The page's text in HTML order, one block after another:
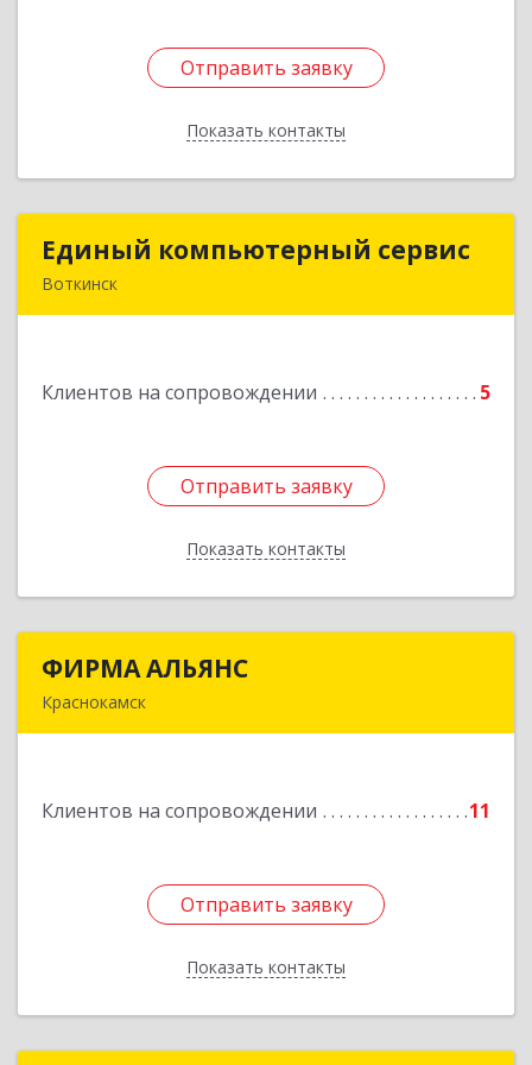
Отправить заявку
Показать контакты
Отправить заявку
Назад
Единый компьютерный сервис
Воткинск
Клиентов на сопровождении 5
Отправить заявку
Показать контакты
Единый компьютерный сервис
Отправить заявку
Назад
ФИРМА АЛЬЯНС
Краснокамск
Клиентов на сопровождении 11
Отправить заявку
Показать контакты
Отправить заявку
Назад